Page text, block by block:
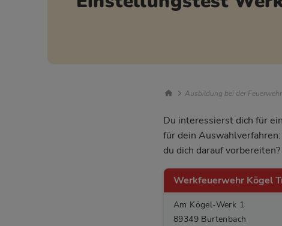
Breadcrumb
Ausbildung bei der
Du interessierst dich für
für dein
du dich darauf vorbereiten?
Werkfeuerwehr Kögel
Am Kögel-Werk 1
89349 Burtenbach